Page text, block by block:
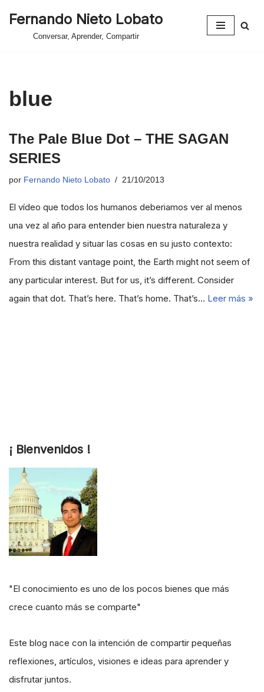
Fernando Nieto Lobato
Conversar, Aprender, Compartir
blue
The Pale Blue Dot – THE SAGAN
SERIES
por Fernando Nieto Lobato 21/10/2013
El vídeo que todos los humanos deberiamos ver al menos
una vez al año para entender bien nuestra naturaleza y
nuestra realidad y situar las cosas en su justo contexto:
From this distant vantage point, the Earth might not seem of
any particular interest. But for us, it’s different. Consider
again that dot. That’s here. That’s home. That’s… Leer más »
¡ Bienvenidos !
"El conocimiento es uno de los pocos bienes que más
crece cuanto más se comparte"
Este blog nace con la intención de compartir pequeñas
reflexiones, artículos, visiones e ideas para aprender y
disfrutar juntos.